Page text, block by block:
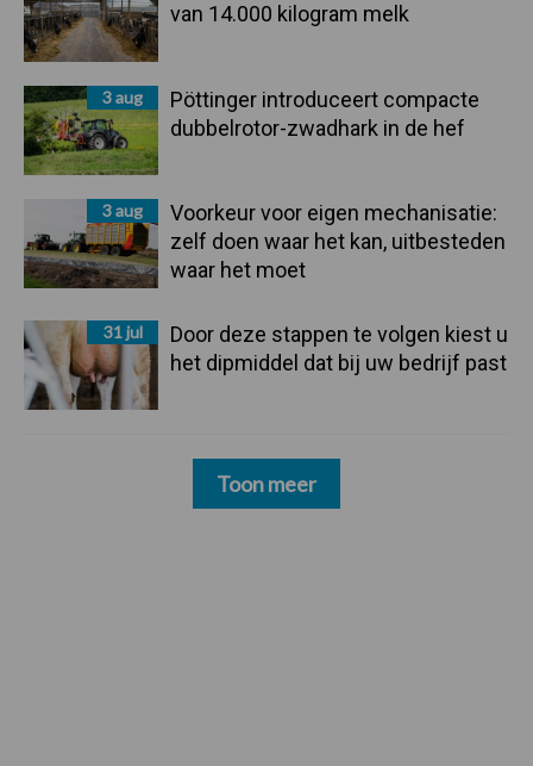
van 14.000 kilogram melk
3 aug
Pöttinger introduceert compacte
dubbelrotor-zwadhark in de hef
3 aug
Voorkeur voor eigen mechanisatie:
zelf doen waar het kan, uitbesteden
waar het moet
31 jul
Door deze stappen te volgen kiest u
het dipmiddel dat bij uw bedrijf past
Toon meer